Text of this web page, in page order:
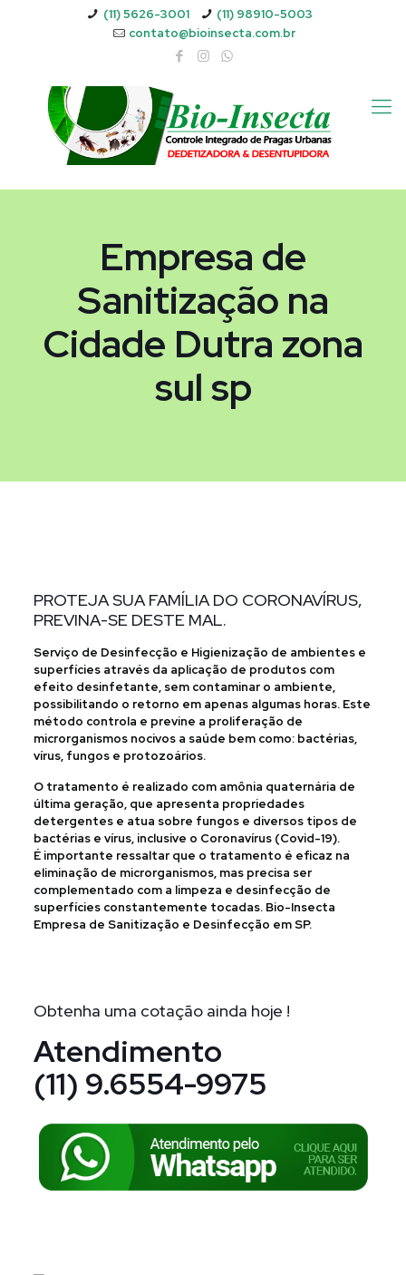
(11) 5626-3001
(11) 98910-5003
contato@bioinsecta.com.br
Empresa de
Sanitização na
Cidade Dutra zona
sul sp
PROTEJA SUA FAMÍLIA DO CORONAVÍRUS,
PREVINA-SE DESTE MAL.
Serviço de Desinfecção e Higienização de ambientes e
superfícies através da aplicação de produtos com
efeito desinfetante, sem contaminar o ambiente,
possibilitando o retorno em apenas algumas horas. Este
método controla e previne a proliferação de
microrganismos nocivos a saúde bem como: bactérias,
vírus, fungos e protozoários.
O tratamento é realizado com amônia quaternária de
última geração, que apresenta propriedades
detergentes e atua sobre fungos e diversos tipos de
bactérias e vírus, inclusive o Coronavírus (Covid-19).
É importante ressaltar que o tratamento é eficaz na
eliminação de microrganismos, mas precisa ser
complementado com a limpeza e desinfecção de
superfícies constantemente tocadas. Bio-Insecta
Empresa de Sanitização e Desinfecção em SP.
Obtenha uma cotação ainda hoje !
Atendimento
(11) 9.6554-9975